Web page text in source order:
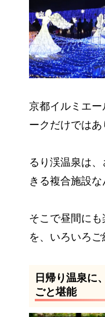
京都イルミエ
ークだけではあ
るり渓温泉は
きる複合施設な
そこで昼間に
を、いろいろご
日帰り温泉に
ごと堪能